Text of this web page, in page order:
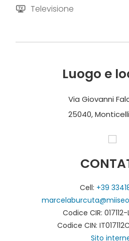
Televisione
Luogo e
Via Giovanni
25040,
Cell: +39
Codice CIR:
Codice CIN:
Sito